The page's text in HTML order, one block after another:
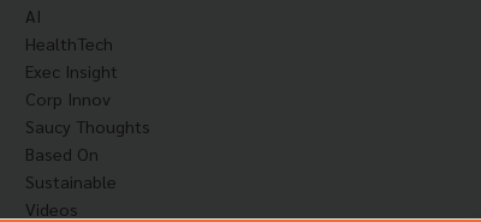
AI
HealthTech
Exec Insight
Corp Innov
Saucy Thoughts
Based On
Sustainable
Videos